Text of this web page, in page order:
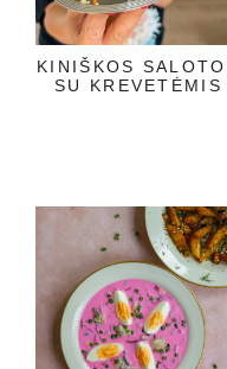
KINIŠKOS
SU KREVETĖMIS